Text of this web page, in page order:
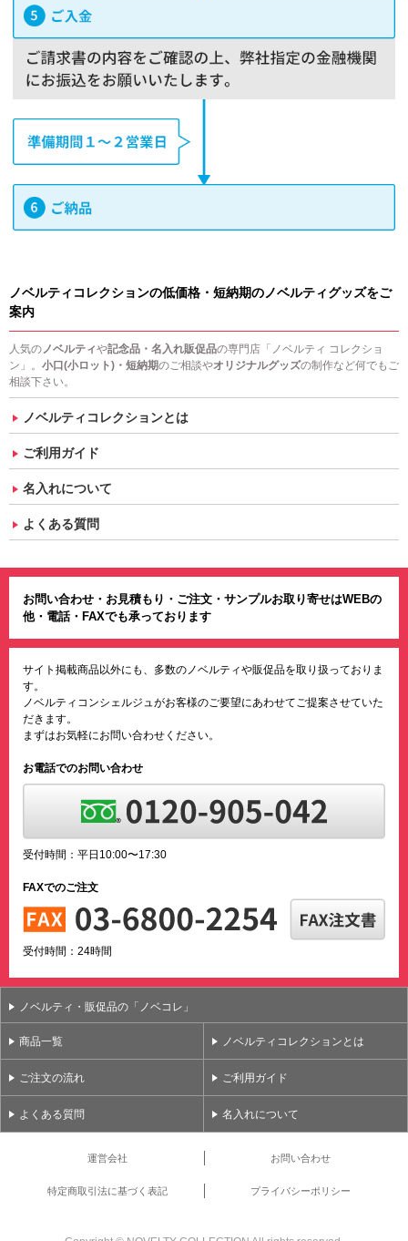
ノベルティコレクションの低価格・短納期のノベルティグッズをご
案内
人気のノベルティや記念品・名入れ販促品の専門店「ノベルティ コレクショ
ン」。 小口(小ロット)・短納期のご相談やオリジナルグッズの制作など何でもご
相談下さい。
ノベルティコレクションとは
ご利用ガイド
名入れについて
よくある質問
お問い合わせ・お見積もり・ご注文・サンプルお取り寄せはWEBの
他・電話・FAXでも承っております
サイト掲載商品以外にも、多数のノベルティや販促品を取り扱っておりま
す。
ノベルティコンシェルジュがお客様のご要望にあわせてご提案させていた
だきます。
まずはお気軽にお問い合わせください。
お電話でのお問い合わせ
受付時間：平日10:00〜17:30
FAXでのご注文
受付時間：24時間
ノベルティ・販促品の「ノベコレ」
商品一覧 ノベルティコレクションとは
ご注文の流れ ご利用ガイド
よくある質問 名入れについて
運営会社 お問い合わせ
特定商取引法に基づく表記 プライバシーポリシー